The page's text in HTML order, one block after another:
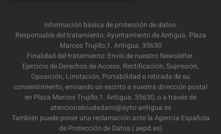
Información básica de protección de datos:
Responsable del tratamiento: Ayuntamiento de Antigua. Plaza
Marcos Trujillo,1. Antigua. 35630
Finalidad del tratamiento: Envío de nuestro Newsletter.
Ejercicio de Derechos de Acceso, Rectificación, Supresión,
Oposición, Limitación, Portabilidad o retirada de su
consentimiento, enviando un escrito a nuestra dirección postal
en Plaza Marcos Trujillo,1. Antigua. 35630, o a través de
atencionalciudadano@ayto-antigua.es
También puede poner una reclamación ante la Agencia Española
de Protección de Datos ( aepd.es)